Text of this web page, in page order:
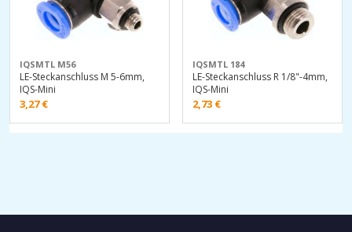
IQSMTL M56
LE-Steckanschluss M 5-6mm,
IQS-Mini
3,27€
IQSMTL 184
LE-Steckanschluss R 1/8"-4mm,
IQS-Mini
2,73 €